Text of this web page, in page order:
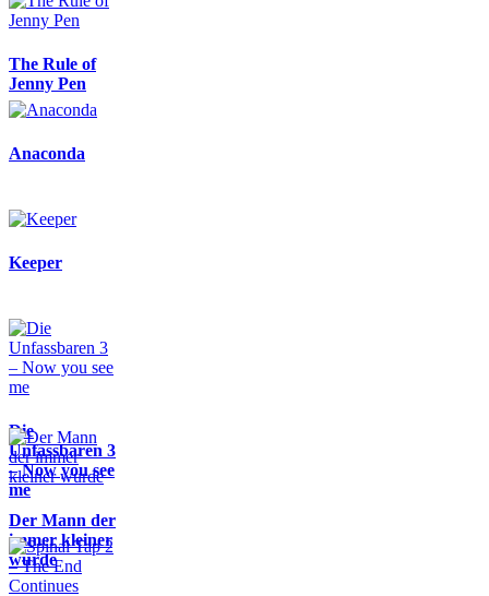
The Rule of
Jenny Pen
Anaconda
Keeper
Die
Unfassbaren 3
– Now you see
me
Der Mann der
immer kleiner
wurde